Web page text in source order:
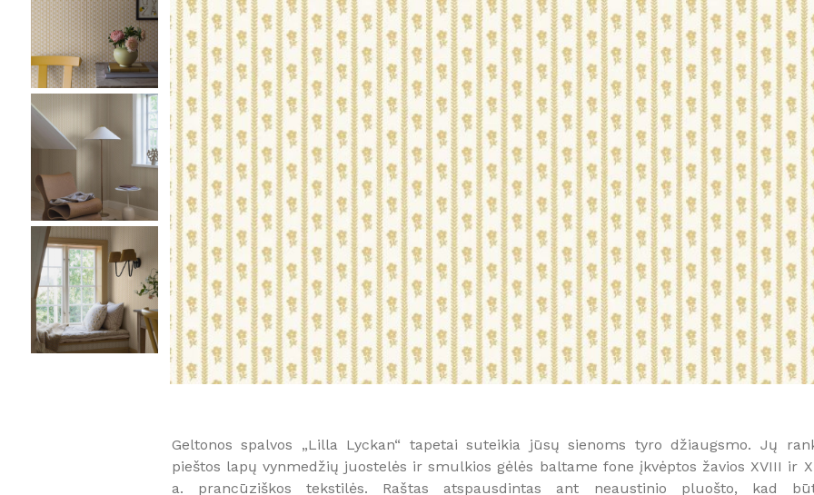
Geltonos spalvos „Lilla Lyckan“ tapetai suteikia jūsų sienoms tyro džiaugsmo. Jų
pieštos lapų vynmedžių juostelės ir smulkios gėlės baltame fone įkvėptos žavios XVIII ir
a. prancūziškos tekstilės. Raštas atspausdintas ant neaustinio pluošto, kad